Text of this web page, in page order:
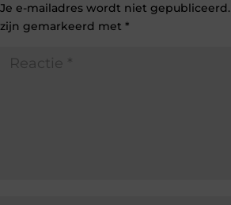
Je e-mailadres wordt niet gepubliceerd.
zijn gemarkeerd met *